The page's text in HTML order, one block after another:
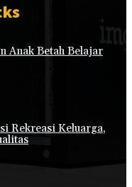
Anak Betah Belajar
Rekreasi Keluarga,